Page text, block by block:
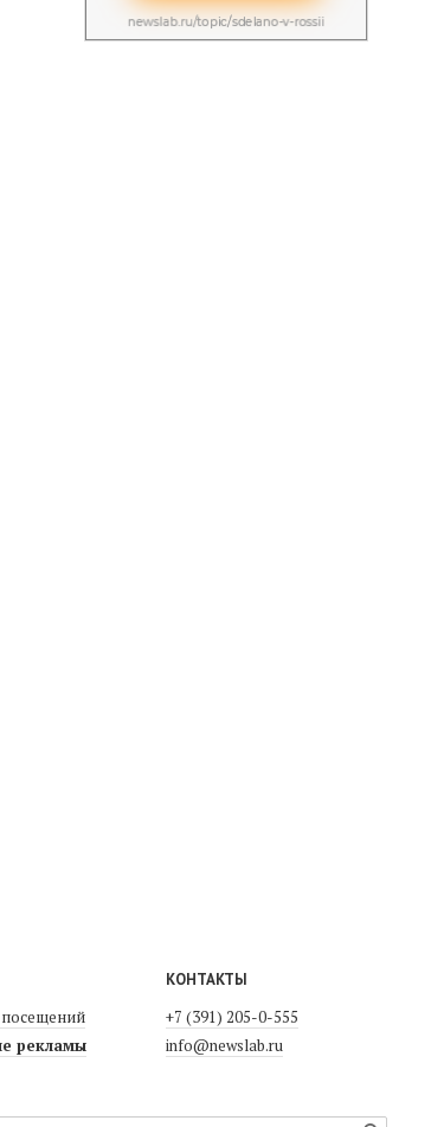
рекламы
КОНТАКТЫ
+7 (391) 205-0-555
info@newslab.ru